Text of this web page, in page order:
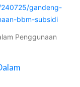
gandeng-
bbm-subsidi
Penggunaan